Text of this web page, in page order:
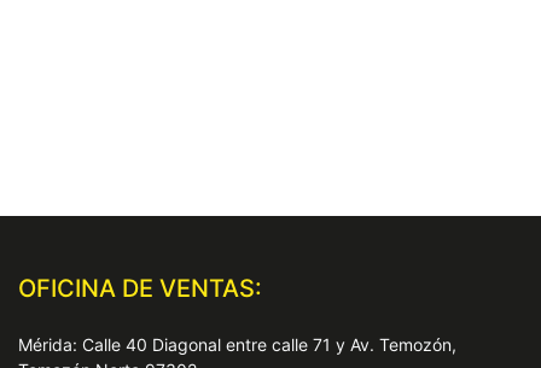
OFICINA DE VENTAS:
Mérida: Calle 40 Diagonal entre calle 71 y Av. Temozón,